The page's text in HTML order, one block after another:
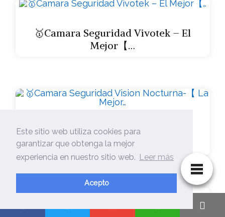
🥇Camara Seguridad Vivotek – El
Mejor【…
🥇Camara Seguridad Vision
Nocturna-【 La Mejor…
Este sitio web utiliza cookies para
garantizar que obtenga la mejor
experiencia en nuestro sitio web. Leer más
Acepto